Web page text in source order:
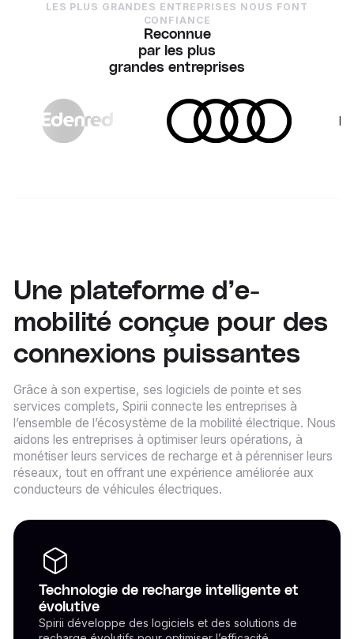
LES PLUS GRANDES ENTREPRISES NOUS FONT
CONFIANCE
Reconnue
par les plus
grandes entreprises
Une plateforme d’e-
mobilité conçue pour des
connexions puissantes
Grâce à son expertise, ses logiciels de pointe et ses
services complets, Spirii connecte les entreprises à
l’ensemble de l’écosystème de la mobilité électrique. Nous
aidons les entreprises à optimiser leurs opérations, à
monétiser leurs services de recharge et à pérenniser leurs
réseaux, tout en offrant une expérience améliorée aux
conducteurs de véhicules électriques.
Technologie de recharge intelligente et
évolutive
Spirii développe des logiciels et des solutions de